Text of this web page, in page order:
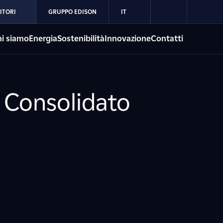
GRUPPO EDISON IT
siamoEnergiaSostenibilitàInnovazioneContatti